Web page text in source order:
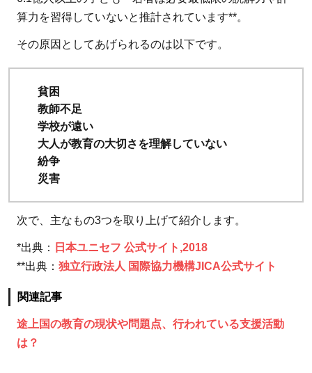
る！
すめ
6つ
介！
7.1
【寄
付先
1】
認定
NPO
法人
カタ
バ：
算力を習得していないと推計されています**。
その原因としてあげられるのは以下です。
貧困
教師不足
学校が遠い
大人が教育の大切さを理解していない
紛争
災害
次で、主なもの3つを取り上げて紹介します。
*出典：
日本ユニセフ 公式サイト,2018
**出典： 独立行政法人 国際協力機構JICA公式サイト
関連記事
途上国の教育の現状や問題点、行われている支援活動
は？